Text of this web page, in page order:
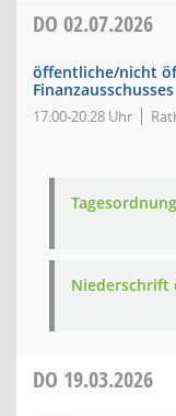
DO 02.07.2026
öffentliche/nicht
17:00-20:28 Uhr
Niederschrift
DO 19.03.2026